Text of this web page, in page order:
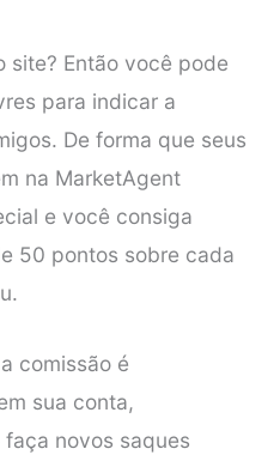
site? Então você pode
para indicar a
De forma que seus
na MarketAgent
e você consiga
50 pontos sobre cada
comissão é
sua conta,
novos saques